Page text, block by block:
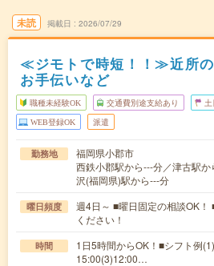
未読 掲載日 2026/07/29
≪ジモトで時短！！≫近所
お手伝いなど
職種未経験OK 交通費別途支給あり
WEB登録OK 派遣
勤務地
福岡県小郡市
西鉄小郡駅から---分／津古駅
沢(福岡県)駅から---分
曜日頻度
週4日～ ■曜日固定の相談OK！
ください！
時間
1日5時間からOK！■シフト例
15:00(3)12:00…